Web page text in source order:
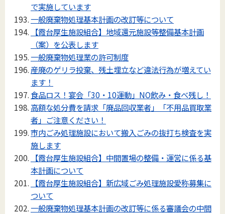
で実施しています
一般廃棄物処理基本計画の改訂等について
【霞台厚生施設組合】地域還元施設等整備基本計画
（案）を公表します
一般廃棄物処理業の許可制度
産廃のゲリラ投棄、残土埋立など違法行為が増えてい
ます！
食品ロス！宴会「30・10運動」NO飲み・食べ残し！
高額な処分費を請求「廃品回収業者」「不用品買取業
者」ご注意ください！
市内ごみ処理施設において搬入ごみの抜打ち検査を実
施します
【霞台厚生施設組合】中間置場の整備・運営に係る基
本計画について
【霞台厚生施設組合】新広域ごみ処理施設愛称募集に
ついて
一般廃棄物処理基本計画の改訂等に係る審議会の中間